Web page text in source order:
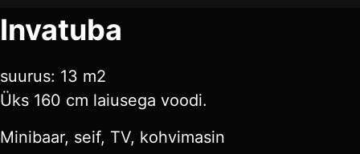
Invatuba
suurus: 13 m2
Üks 160 cm laiusega voodi.
Minibaar, seif, TV, kohvimasin